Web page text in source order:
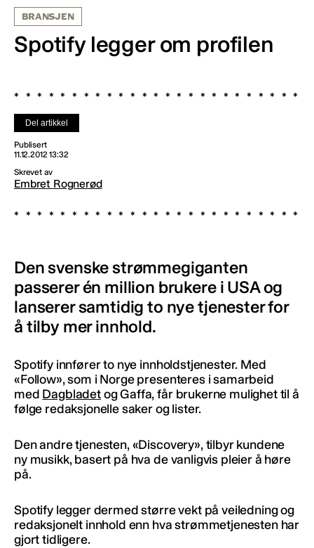
BRANSJEN
Spotify legger om profilen
Del artikkel
Publisert
11.12.2012 13:32
Skrevet av
Embret Rognerød
Den svenske strømmegiganten
passerer én million brukere i USA og
lanserer samtidig to nye tjenester for
å tilby mer innhold.
Spotify innfører to nye innholdstjenester. Med
«Follow», som i Norge presenteres i samarbeid
med Dagbladetog Gaffa, får brukerne mulighet til å
følge redaksjonelle saker og lister.
Den andre tjenesten, «Discovery», tilbyr kundene
ny musikk, basert på hva de vanligvis pleier å høre
på.
Spotify legger dermed større vekt på veiledning og
redaksjonelt innhold enn hva strømmetjenesten har
gjort tidligere.